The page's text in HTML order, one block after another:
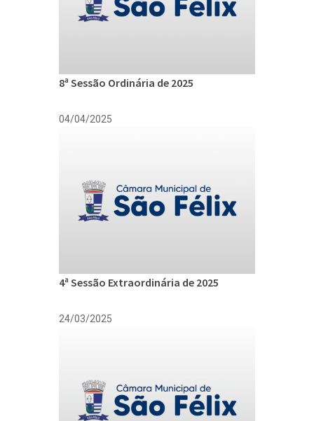
8ª Sessão Ordinária de 2025
04/04/2025
4ª Sessão Extraordinária de 2025
24/03/2025